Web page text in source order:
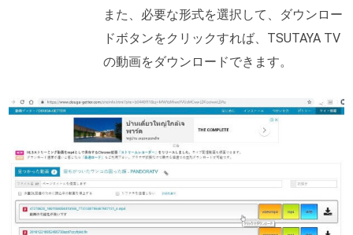
また、必要な形式を選択して、ダウンロー
ドボタンをクリックすれば、TSUTAYA TV
の動画をダウンロードできます。